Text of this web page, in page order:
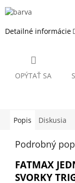
Detailné informácie
OPÝTAŤ SA
Popis Diskusia
Podrobný
FATMAX
SVORKY